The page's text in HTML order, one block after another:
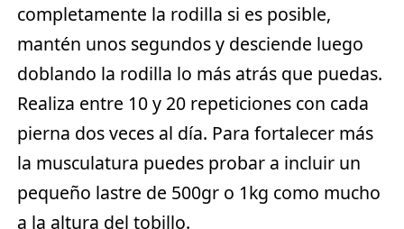
completamente la rodilla si es posible,
mantén unos segundos y desciende luego
doblando la rodilla lo más atrás que puedas.
Realiza entre 10 y 20 repeticiones con cada
pierna dos veces al día. Para fortalecer más
la musculatura puedes probar a incluir un
pequeño lastre de 500gr o 1kg como mucho
a la altura del tobillo.